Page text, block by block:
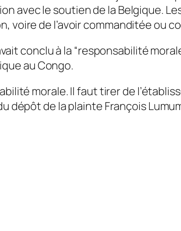
avec le soutien de la Belgique.
voire de l’avoir commanditée ou
conclu à la “responsabilité
au Congo.
morale. Il faut tirer de
dépôt de la plainte François